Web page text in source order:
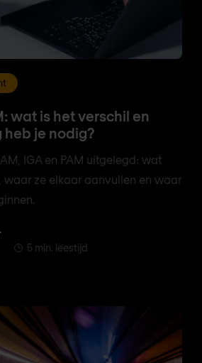
wat is het verschil en
heb je nodig?
IGA en PAM uitgelegd: wat
waar ze elkaar aanvullen en waar
5 min. leestijd